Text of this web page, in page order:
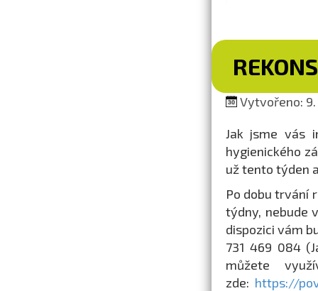
Vytvořeno: 9.
Jak jsme vás
hygienického
už tento týden
Po dobu trvání
týdny, nebude
dispozici vám
731 469 084
můžete
zde: https://